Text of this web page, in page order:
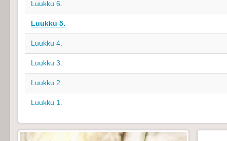
Luukku 6.
Luukku 5.
Luukku 4.
Luukku 3.
Luukku 2.
Luukku 1.